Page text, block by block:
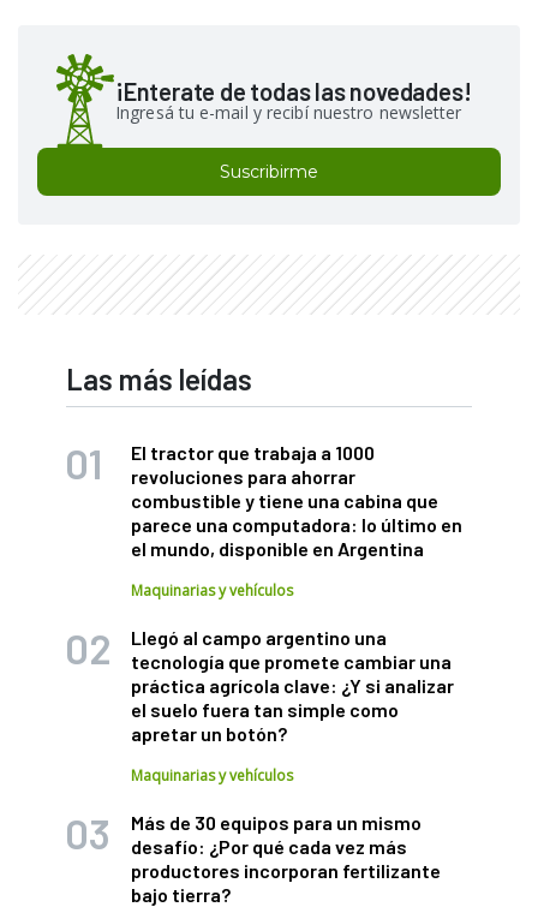
¡Enterate de todas las novedades!
Ingresá tu e-mail y recibí nuestro newsletter
Suscribirme
Las más leídas
El tractor que trabaja a 1000
revoluciones para ahorrar
combustible y tiene una cabina que
parece una computadora: lo último en
el mundo, disponible en Argentina
Maquinarias y vehículos
Llegó al campo argentino una
tecnología que promete cambiar una
práctica agrícola clave: ¿Y si analizar
el suelo fuera tan simple como
apretar un botón?
Maquinarias y vehículos
Más de 30 equipos para un mismo
desafío: ¿Por qué cada vez más
productores incorporan fertilizante
bajo tierra?